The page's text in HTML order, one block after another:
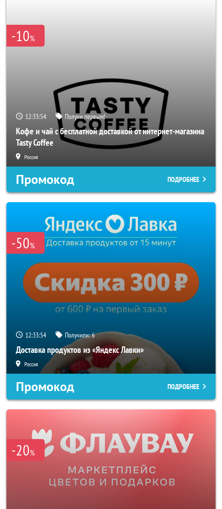
-10%
12:33:52 Получи первым!
Кофе и чай с бесплатной доставкой от интернет-магазина
Tasty Coffee
Россия
Промокод ПОДРОБНЕЕ
-50%
12:33:52 Получили:6
Доставка продуктов из «Яндекс Лавки»
Россия
Промокод ПОДРОБНЕЕ
-20%